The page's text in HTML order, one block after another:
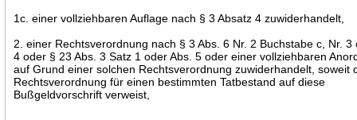
1c. einer vollziehbaren Auflage nach § 3 Absatz 4 zuwiderhandelt,
2. einer Rechtsverordnung nach § 3 Abs. 6 Nr. 2 Buchstabe c, Nr. 3
4 oder § 23 Abs. 3 Satz 1 oder Abs. 5 oder einer vollziehbaren
auf Grund einer solchen Rechtsverordnung zuwiderhandelt, soweit
Rechtsverordnung für einen bestimmten Tatbestand auf diese
Bußgeldvorschrift verweist,